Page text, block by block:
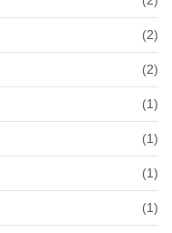
(2)
(2)
(1)
(1)
(1)
(1)